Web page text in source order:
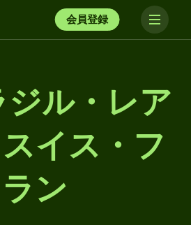
会員登録
ジル・レア
イス・フ
ラン